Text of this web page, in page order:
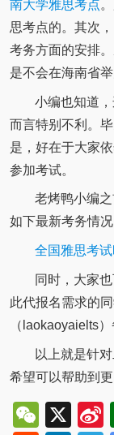
南大学雅思考点
思考点的。其次
考务方面的安排
是不会在海南省
小编也知道
而言特别不利。
是，好在于大家
参加考试。
老烤鸭小编
如下最新考务情况
全国雅思考试
同时，大家
此代报名需求的
（laokaoyaielts
以上就是针
希望可以帮助到
X